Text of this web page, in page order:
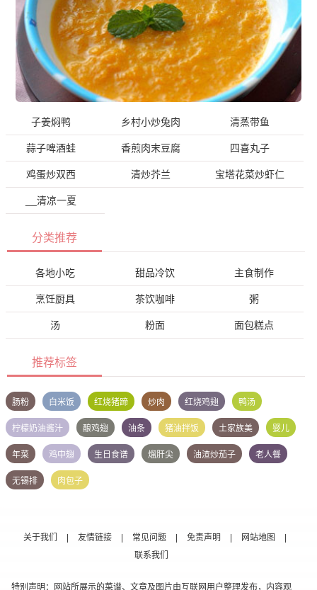
子姜焖鸭 乡村小炒兔肉 清蒸带鱼
蒜子啤酒蛙 香煎肉末豆腐 四喜丸子
鸡蛋炒双西 清炒芥兰 宝塔花菜炒虾仁
__清凉一夏
分类推荐
各地小吃 甜品冷饮 主食制作
烹饪厨具 茶饮咖啡 粥
汤 粉面 面包糕点
推荐标签
肠粉 白米饭 红烧猪蹄 炒肉 红烧鸡翅 鸭汤
柠檬奶油酱汁 酿鸡翅 油条 猪油拌饭 土家族美 婴儿
年菜 鸡中翅 生日食谱 熘肝尖 油渣炒茄子 老人餐
无锡排 肉包子
关于我们 友情链接 常见问题 免责声明 网站地图
联系我们
特别声明：网站所展示的菜谱、文章及图片由互联网用户整理发布，内容观